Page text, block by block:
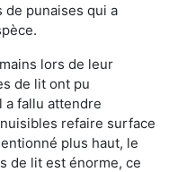
de punaises qui a
lors de leur
de lit ont pu
a fallu attendre
refaire surface
plus haut, le
de lit est énorme, ce